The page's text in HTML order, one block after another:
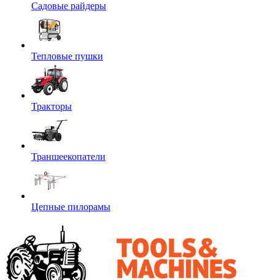
Садовые райдеры
Тепловые пушки
Тракторы
Траншеекопатели
Цепные пилорамы